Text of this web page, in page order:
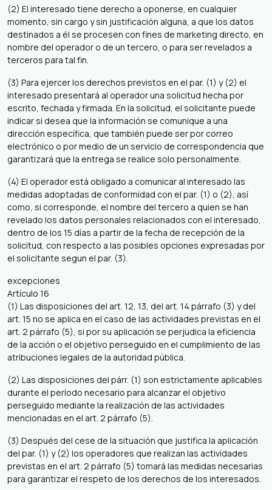
(2) El interesado tiene derecho a oponerse, en cualquier
momento, sin cargo y sin justificación alguna, a que los datos
destinados a él se procesen con fines de marketing directo, en
nombre del operador o de un tercero, o para ser revelados a
terceros para tal fin.
(3) Para ejercer los derechos previstos en el par. (1) y (2) el
interesado presentará al operador una solicitud hecha por
escrito, fechada y firmada. En la solicitud, el solicitante puede
indicar si desea que la información se comunique a una
dirección específica, que también puede ser por correo
electrónico o por medio de un servicio de correspondencia que
garantizará que la entrega se realice solo personalmente.
(4) El operador está obligado a comunicar al interesado las
medidas adoptadas de conformidad con el par. (1) o (2), así
como, si corresponde, el nombre del tercero a quien se han
revelado los datos personales relacionados con el interesado,
dentro de los 15 días a partir de la fecha de recepción de la
solicitud, con respecto a las posibles opciones expresadas por
el solicitante segun el par. (3).
excepciones
Artículo 16
(1) Las disposiciones del art. 12, 13, del art. 14 párrafo (3) y del
art. 15 no se aplica en el caso de las actividades previstas en el
art. 2 párrafo (5), si por su aplicación se perjudica la eficiencia
de la acción o el objetivo perseguido en el cumplimiento de las
atribuciones legales de la autoridad pública.
(2) Las disposiciones del párr. (1) son estrictamente aplicables
durante el período necesario para alcanzar el objetivo
perseguido mediante la realización de las actividades
mencionadas en el art. 2 párrafo (5).
(3) Después del cese de la situación que justifica la aplicación
del par. (1) y (2) los operadores que realizan las actividades
previstas en el art. 2 párrafo (5) tomará las medidas necesarias
para garantizar el respeto de los derechos de los interesados.